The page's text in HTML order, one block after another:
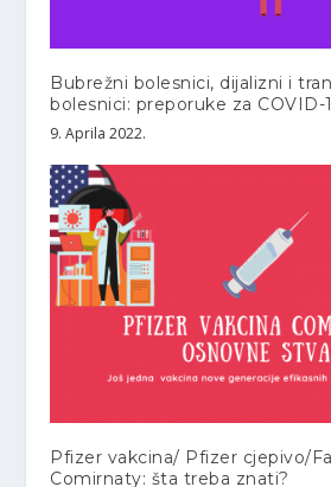
Bubrežni bolesnici, dijalizni i
bolesnici: preporuke za COVID-
9. Aprila 2022.
Pfizer vakcina/ Pfizer cjepivo/
Comirnaty: šta treba znati?